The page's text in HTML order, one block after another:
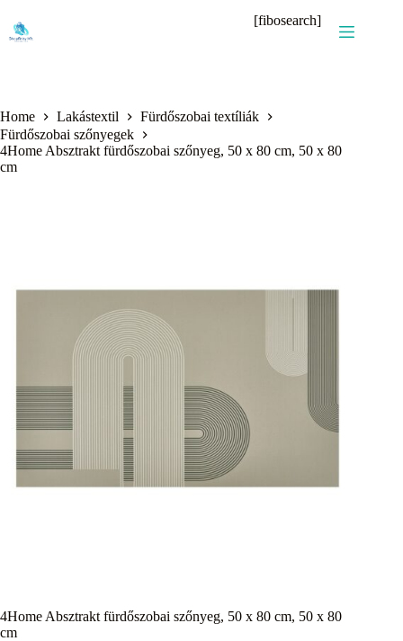
content
[fibosearch]
Home Lakástextil
Fürdőszobai textíliák
Fürdőszobai szőnyegek
4Home Absztrakt fürdőszobai szőnyeg, 50 x 80 cm, 50 x 80
cm
4Home Absztrakt fürdőszobai szőnyeg, 50 x 80 cm, 50 x 80
cm